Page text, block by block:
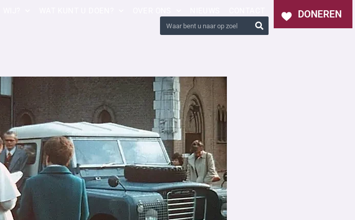
DONEREN